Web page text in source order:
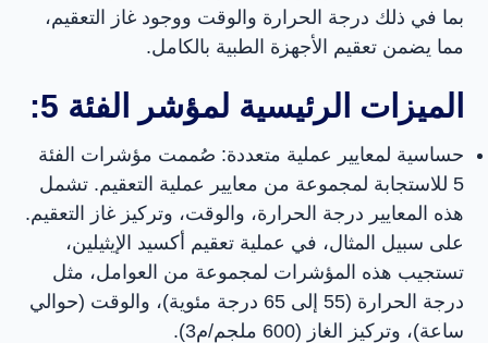
بما في ذلك درجة الحرارة والوقت ووجود غاز التعقيم،
مما يضمن تعقيم الأجهزة الطبية بالكامل.
الميزات الرئيسية لمؤشر الفئة 5:
حساسية لمعايير عملية متعددة: صُممت مؤشرات الفئة
5 للاستجابة لمجموعة من معايير عملية التعقيم. تشمل
هذه المعايير درجة الحرارة، والوقت، وتركيز غاز التعقيم.
على سبيل المثال، في عملية تعقيم أكسيد الإيثيلين،
تستجيب هذه المؤشرات لمجموعة من العوامل، مثل
درجة الحرارة (55 إلى 65 درجة مئوية)، والوقت (حوالي
ساعة)، وتركيز الغاز (600 ملجم/م3).